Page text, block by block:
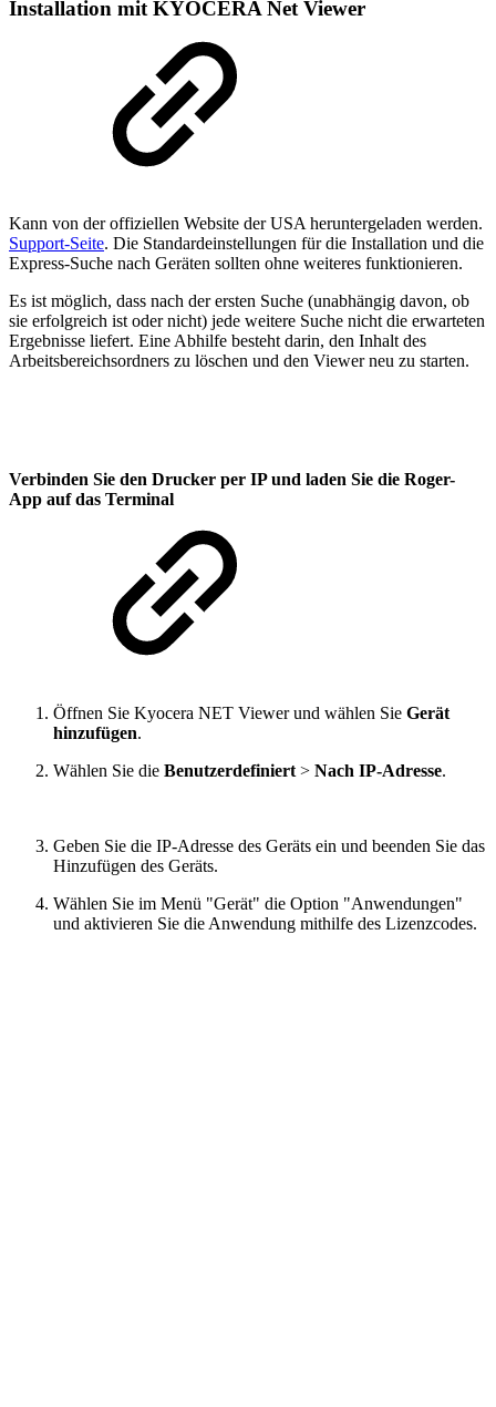
Installation mit KYOCERA Net Viewer
Kann von der offiziellen Website der USA heruntergeladen werden.
Support-Seite. Die Standardeinstellungen für die Installation und die
Express-Suche nach Geräten sollten ohne weiteres funktionieren.
Es ist möglich, dass nach der ersten Suche (unabhängig davon, ob
sie erfolgreich ist oder nicht) jede weitere Suche nicht die erwarteten
Ergebnisse liefert. Eine Abhilfe besteht darin, den Inhalt des
Arbeitsbereichsordners zu löschen und den Viewer neu zu starten.
Verbinden Sie den Drucker per IP und laden Sie die Roger-
App auf das Terminal
Öffnen Sie Kyocera NET Viewer und wählen Sie Gerät
hinzufügen.
Wählen Sie die Benutzerdefiniert > Nach IP-Adresse.
Geben Sie die IP-Adresse des Geräts ein und beenden Sie das
Hinzufügen des Geräts.
Wählen Sie im Menü "Gerät" die Option "Anwendungen"
und aktivieren Sie die Anwendung mithilfe des Lizenzcodes.